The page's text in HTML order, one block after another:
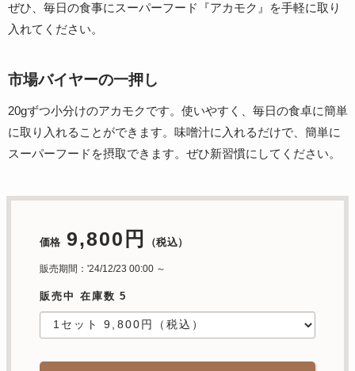
ぜひ、毎日の食事にスーパーフード『アカモク』を手軽に取り
入れてください。
市場バイヤーの一押し
20gずつ小分けのアカモクです。使いやすく、毎日の食卓に簡単
に取り入れることができます。味噌汁に入れるだけで、簡単に
スーパーフードを摂取できます。ぜひ新習慣にしてください。
価格 9,800円 （税込）
販売期間：'24/12/23 00:00 ～
販売中 在庫数 5